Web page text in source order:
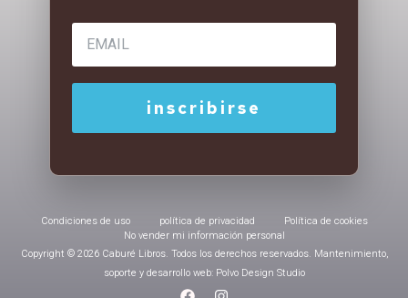
Condiciones de uso política de privacidad
Política de cookies
No vender mi información personal
Copyright © 2026 Caburé Libros. Todos los derechos reservados. Mantenimiento,
soporte y desarrollo web: Polvo Design Studio